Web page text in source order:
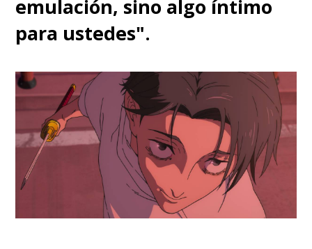
emulación, sino algo íntimo
para ustedes".